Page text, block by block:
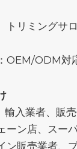
トリミングサ
OEM/ODM対
入業者、販売
ーン店、スー
ン販売業者、